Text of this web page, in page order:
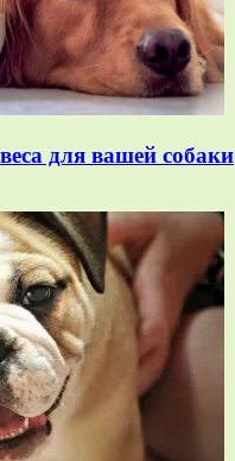
для вашей собаки